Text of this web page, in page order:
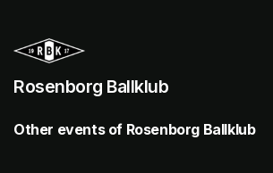
Rosenborg Ballklub
Other events of Rosenborg Ballklub